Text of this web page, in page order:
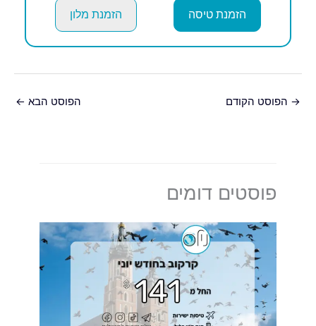
הזמנת טיסה הזמנת מלון
→ הפוסט הקודם הפוסט הבא ←
פוסטים דומים